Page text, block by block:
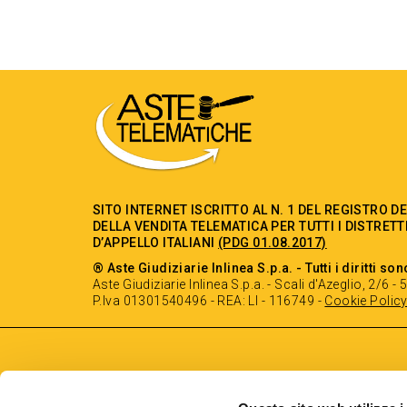
SITO INTERNET ISCRITTO AL N. 1 DEL REGISTRO
DELLA VENDITA TELEMATICA PER TUTTI I
D’APPELLO ITALIANI (PDG 01.08.2017)
® Aste Giudiziarie Inlinea S.p.a. - Tutti i diritti
Aste Giudiziarie Inlinea S.p.a. - Scali d'Azeglio, 2/6 -
P.Iva 01301540496 - REA: LI - 116749 - Cookie Policy